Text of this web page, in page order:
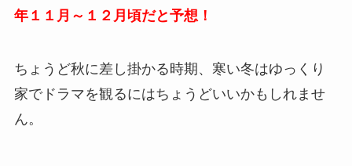
年１１月～１２月頃だと予想！
ちょうど秋に差し掛かる時期、寒い冬はゆっくり
家でドラマを観るにはちょうどいいかもしれませ
ん。